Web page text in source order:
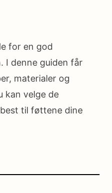
for en god
I denne guiden får
materialer og
kan velge de
til føttene dine